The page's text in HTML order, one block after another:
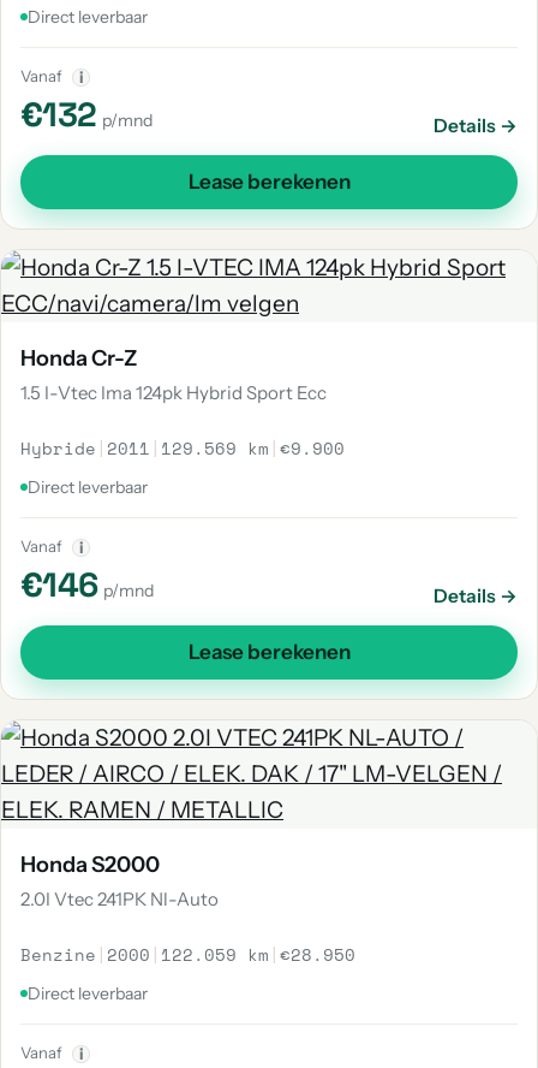
Direct leverbaar
Vanaf i
€132 p/mnd Details →
Lease berekenen
Honda Cr-Z
1.5 I-Vtec Ima 124pk Hybrid Sport Ecc
Hybride | 2011 | 129.569 km |€9.900
Direct leverbaar
Vanaf i
€146 p/mnd Details →
Lease berekenen
Honda S2000
2.0I Vtec 241PK Nl-Auto
Benzine | 2000 | 122.059 km |€28.950
Direct leverbaar
Vanaf i